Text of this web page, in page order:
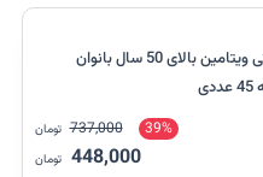
قرص A Z مولتی ویتامین بالای 50 سال بانوان
39%
737,000 تومان
448,000 تومان